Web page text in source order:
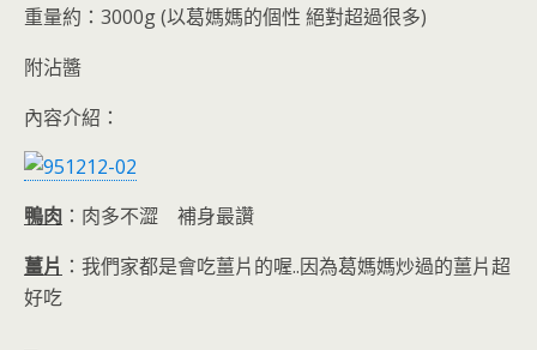
重量約：3000g (以葛媽媽的個性 絕對超過很多)
附沾醬
內容介紹：
鴨肉 ：肉多不澀 補身最讚
薑片 ：我們家都是會吃薑片的喔..因為葛媽媽炒過的薑片超
好吃